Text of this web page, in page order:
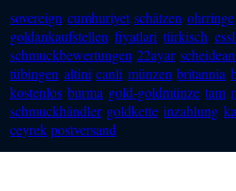
sovereign cumhuriyet schätzen ohrringe
goldankaufstellen fiyatlari türkisch
schmuckbewertungen 22ayar
tübingen altini canli münzen britannia
kostenlos burma gold-goldmünze tam
schmuckhändler goldkette inzahlung
ceyrekpostversand